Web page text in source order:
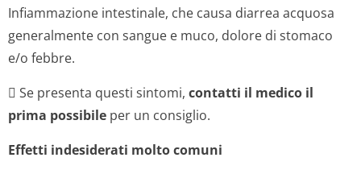
Infiammazione intestinale, che causa diarrea acquosa
generalmente con sangue e muco, dolore di stomaco
e/o febbre.
 Se presenta questi sintomi, contatti il medico il
prima possibile per un consiglio.
Effetti indesiderati molto comuni